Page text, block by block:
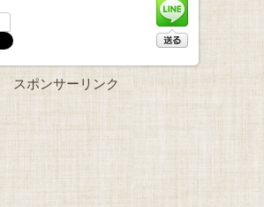
スポンサーリンク